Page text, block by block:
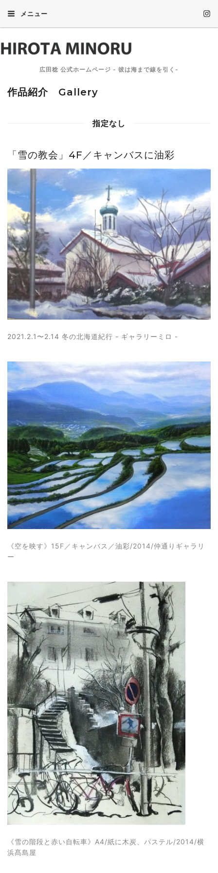
メニュー
広田稔 公式ホームページ - 彼は海まで線を引く-
作品紹介 Gallery
指定なし
「雪の教会」4F／キャンバスに油彩
2021.2.1〜2.14 冬の北海道紀行 - ギャラリーミロ -
《空を映す》15F ／ キャンバス／油彩/2014/仲通りギャラリ
ー
《雪の階段と赤い自転車》A4/紙に木炭、パステル/2014/横
浜髙島屋